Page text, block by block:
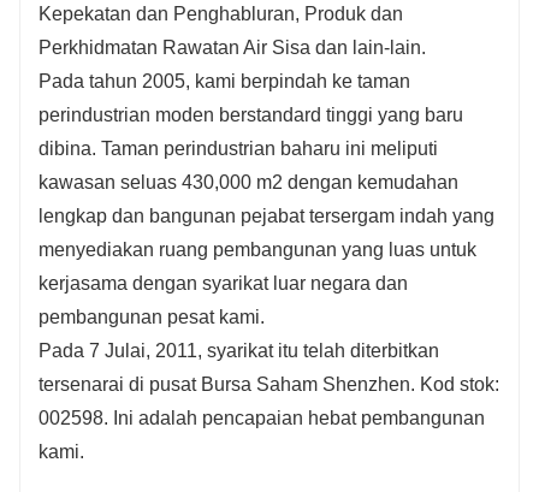
Kepekatan dan Penghabluran, Produk dan
Perkhidmatan Rawatan Air Sisa dan lain-lain.
Pada tahun 2005, kami berpindah ke taman
perindustrian moden berstandard tinggi yang baru
dibina. Taman perindustrian baharu ini meliputi
kawasan seluas 430,000 m2 dengan kemudahan
lengkap dan bangunan pejabat tersergam indah yang
menyediakan ruang pembangunan yang luas untuk
kerjasama dengan syarikat luar negara dan
pembangunan pesat kami.
Pada 7 Julai, 2011, syarikat itu telah diterbitkan
tersenarai di pusat Bursa Saham Shenzhen. Kod stok:
002598. Ini adalah pencapaian hebat pembangunan
kami.